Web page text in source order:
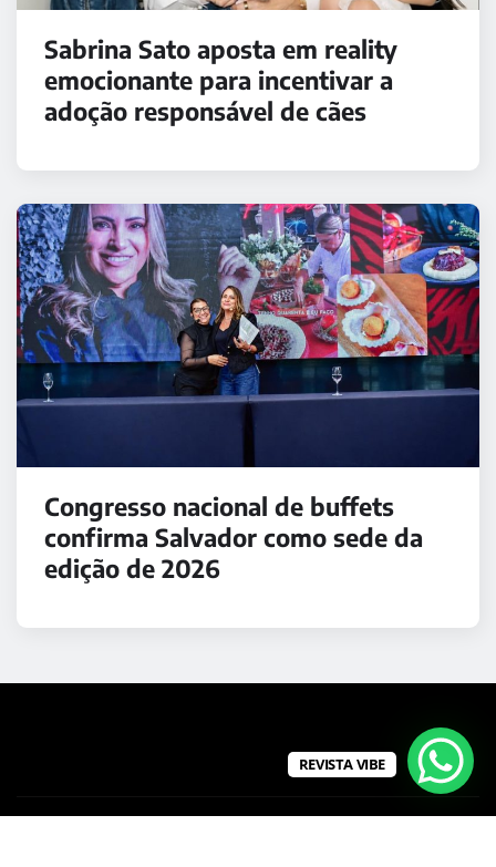
Sabrina Sato aposta em reality
emocionante para incentivar a
adoção responsável de cães
Congresso nacional de buffets
confirma Salvador como sede da
edição de 2026
REVISTA VIBE